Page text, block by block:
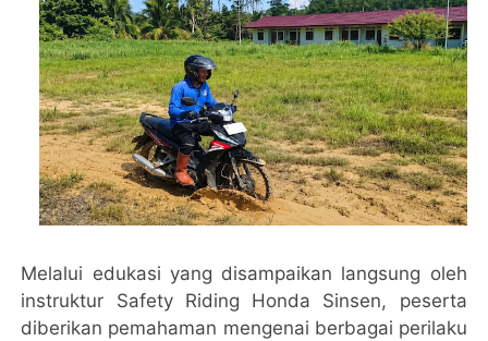
Melalui edukasi yang disampaikan langsung oleh
instruktur Safety Riding Honda Sinsen, peserta
diberikan pemahaman mengenai berbagai perilaku